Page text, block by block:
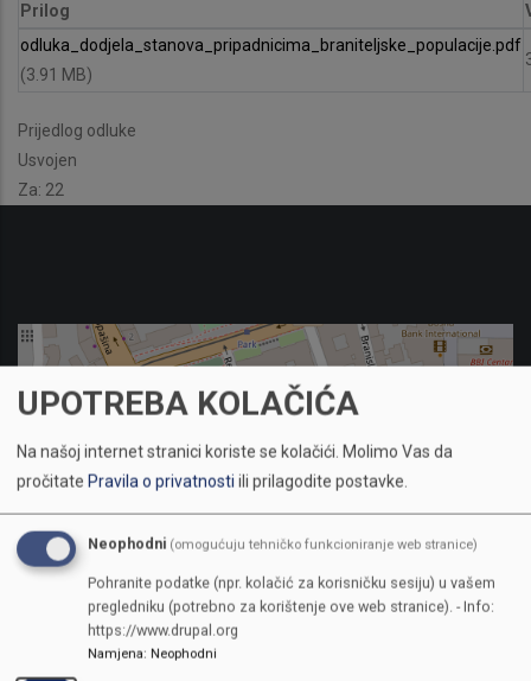
Prilog
odluka_dodjela_stanova_pripadnicima_braniteljske_populacije.pdf
(3.91 MB)
Prijedlog odluke
Usvojen
Za: 22
UPOTREBA KOLAČIĆA
Na našoj internet stranici koriste se kolačići. Molimo Vas da
pročitate Pravila o privatnostiili prilagodite postavke.
Neophodni (omogućuju tehničko funkcioniranje web stranice)
Pohranite podatke (npr. kolačić za korisničku sesiju) u vašem
pregledniku (potrebno za korištenje ove web stranice). - Info:
https://www.drupal.org
Namjena: Neophodni